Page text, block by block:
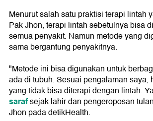
Menurut salah satu praktisi terapi lintah
Pak Jhon, terapi lintah sebetulnya bisa
semua penyakit. Namun metode yang
sama bergantung penyakitnya.
"Metode ini bisa digunakan untuk
ada di tubuh. Sesuai pengalaman saya,
yang tidak bisa diterapi dengan lintah.
sarafsejak lahir dan pengeroposan
Jhon pada detikHealth.